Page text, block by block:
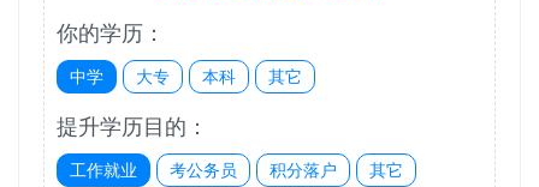
你的学历：
中学 大专 本科 其它
提升学历目的：
工作就业 考公务员 积分落户 其它